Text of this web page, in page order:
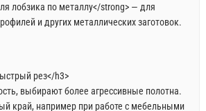
лобзика по металлу</strong> — для
и других металлических заготовок.
рез</h3>
выбирают более агрессивные полотна.
край, например при работе с мебельными